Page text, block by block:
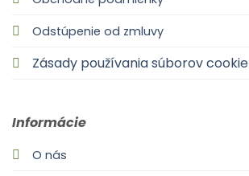
Odstúpenie od zmluvy
Zásady používania súborov cookie
Informácie
O nás